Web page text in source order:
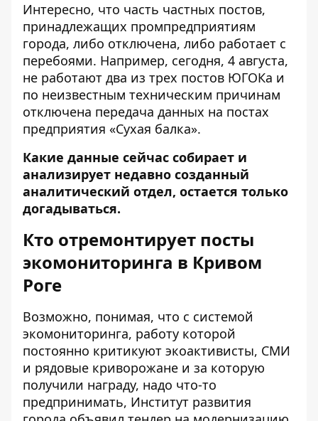
Интересно, что часть частных постов,
принадлежащих промпредприятиям
города, либо отключена, либо работает с
перебоями. Например, сегодня, 4 августа,
не работают два из трех постов ЮГОКа и
по неизвестным техническим причинам
отключена передача данных на постах
предприятия «Сухая балка».
Какие данные сейчас собирает и
анализирует недавно созданный
аналитический отдел, остается только
догадываться.
Кто отремонтирует посты
экомониторинга в Кривом
Роге
Возможно, понимая, что с системой
экомониторинга, работу которой
постоянно критикуют экоактивисты, СМИ
и рядовые криворожане и за которую
получили награду, надо что-то
предпринимать, Институт развития